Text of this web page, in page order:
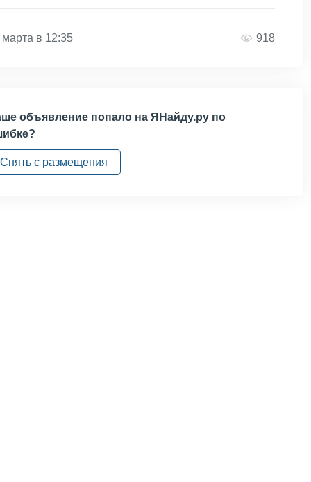
марта в 12:35 918
объявление попало на ЯНайду.ру по
Снять с размещения